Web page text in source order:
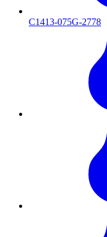
C1413-075G-2778